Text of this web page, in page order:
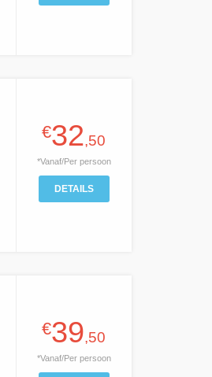
€32,50
*Vanaf/Per persoon
DETAILS
€39,50
*Vanaf/Per persoon